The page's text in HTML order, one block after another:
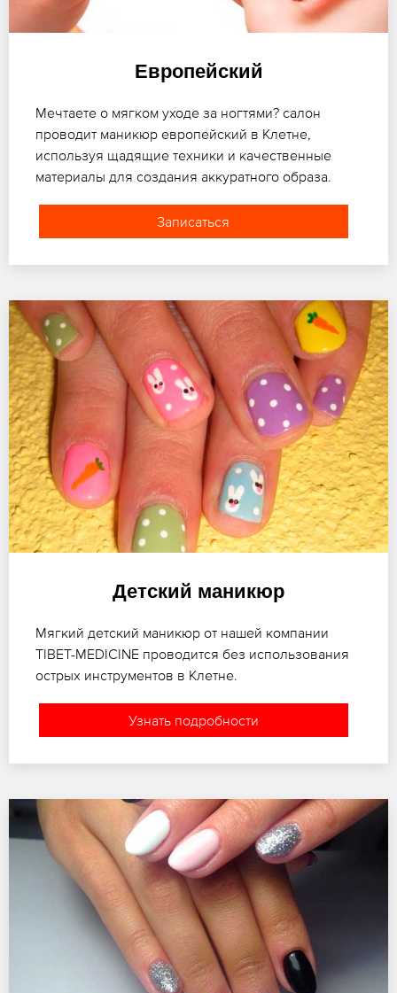
Европейский
Мечтаете о мягком уходе за ногтями? салон
проводит маникюр европейский в Клетне,
используя щадящие техники и качественные
материалы для создания аккуратного образа.
Записаться
Детский маникюр
Мягкий детский маникюр от нашей компании
TIBET-MEDICINE проводится без использования
острых инструментов в Клетне.
Узнать подробности